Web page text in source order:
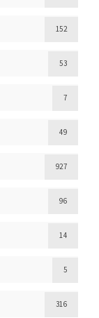
152
53
7
49
927
96
14
5
316